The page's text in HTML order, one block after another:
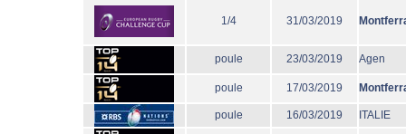
1/4 31/03/2019
poule 23/03/2019 Agen
poule 17/03/2019
poule 16/03/2019 ITALIE